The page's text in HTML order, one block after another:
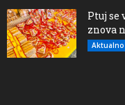
Ptuj se
znova
Aktualno